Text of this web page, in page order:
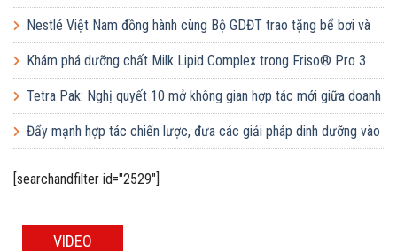
học đường
Nestlé Việt Nam đồng hành cùng Bộ GDĐT trao tặng bể bơi và
lớp dạy bơi mô hình điểm cho học sinh tại tỉnh Bắc Ninh
Khám phá dưỡng chất Milk Lipid Complex trong Friso® Pro 3
Tetra Pak: Nghị quyết 10 mở không gian hợp tác mới giữa doanh
nghiệp FDI và doanh nghiệp Việt
Đẩy mạnh hợp tác chiến lược, đưa các giải pháp dinh dưỡng vào
[searchandfilter id="2529"]
VIDEO